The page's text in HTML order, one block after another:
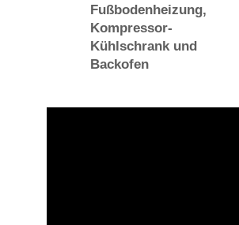
Fußbodenheizung,
Kompressor-
Kühlschrank und
Backofen